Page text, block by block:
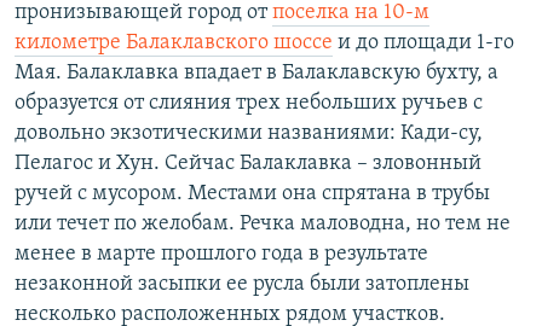
пронизывающей город отпоселка на 10-м
километре Балаклавского шоссе и до площади 1-го
Мая. Балаклавка впадает в Балаклавскую бухту, а
образуется от слияния трех небольших ручьев с
довольно экзотическими названиями: Кади-су,
Пелагос и Хун. Сейчас Балаклавка – зловонный
ручей с мусором. Местами она спрятана в трубы
или течет по желобам. Речка маловодна, но тем не
менее в марте прошлого года в результате
незаконной засыпки ее русла были затоплены
несколько расположенных рядом участков.